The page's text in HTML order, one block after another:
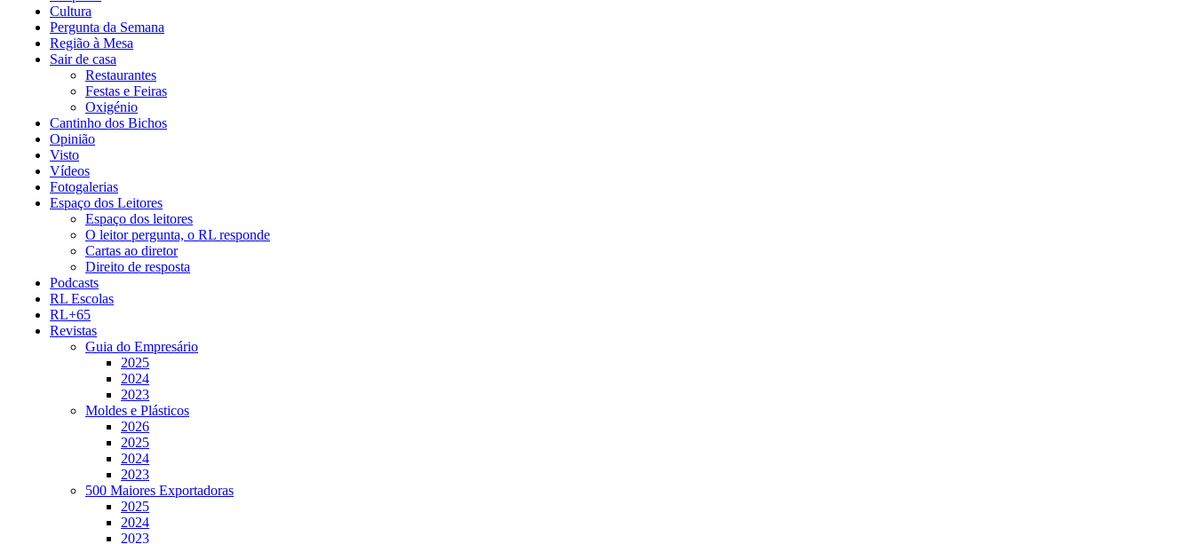
Cultura
Pergunta da Semana
Região à Mesa
Sair de casa
Restaurantes
Festas e Feiras
Oxigénio
Cantinho dos Bichos
Opinião
Visto
Vídeos
Fotogalerias
Espaço dos Leitores
Espaço dos leitores
O leitor pergunta, o RL responde
Cartas ao diretor
Direito de resposta
Podcasts
RL Escolas
RL+65
Revistas
Guia do Empresário
2025
2024
2023
Moldes e Plásticos
2026
2025
2024
2023
500 Maiores Exportadoras
2025
2024
2023